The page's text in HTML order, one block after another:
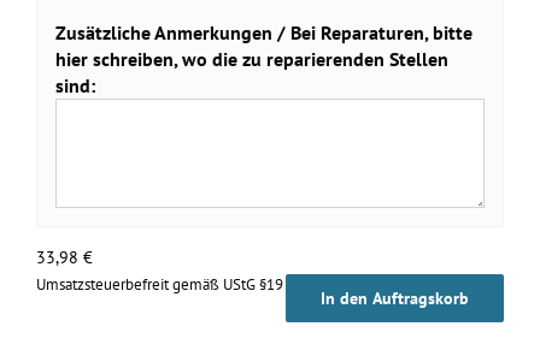
Zusätzliche Anmerkungen / Bei Reparaturen, bitte
hier schreiben, wo die zu reparierenden Stellen
sind:
In den Auftragskorb
33,98 €
Umsatzsteuerbefreit gemäß UStG §19